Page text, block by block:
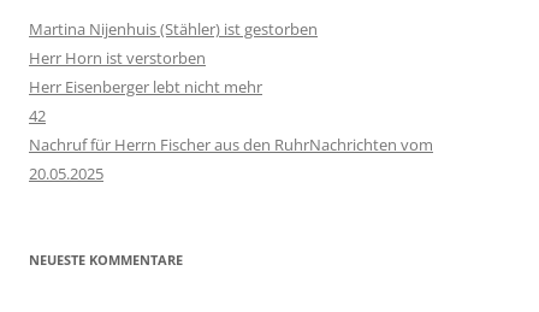
Martina Nijenhuis (Stähler) ist gestorben
Herr Horn ist verstorben
Herr Eisenberger lebt nicht mehr
42
Nachruf für Herrn Fischer aus den RuhrNachrichten vom
20.05.2025
NEUESTE KOMMENTARE